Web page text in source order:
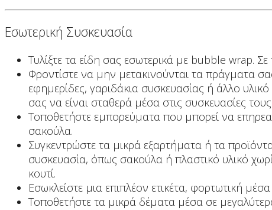
Εσωτερική Συσκευασία
Τυλίξτε τα είδη σας εσωτερικά με bubble wrap.
Φροντίστε να μην μετακινούνται τα πράγματα
εφημερίδες, γαριδάκια συσκευασίας ή άλλο
σας να είναι σταθερά μέσα στις συσκευασίες τους.
Τοποθετήστε εμπορεύματα που μπορεί να
σακούλα.
Συγκεντρώστε τα μικρά εξαρτήματα ή τα
συσκευασία, όπως σακούλα ή πλαστικό υλικό
κουτί.
Εσωκλείστε μια επιπλέον ετικέτα, φορτωτική
Τοποθετήστε τα μικρά δέματα μέσα σε